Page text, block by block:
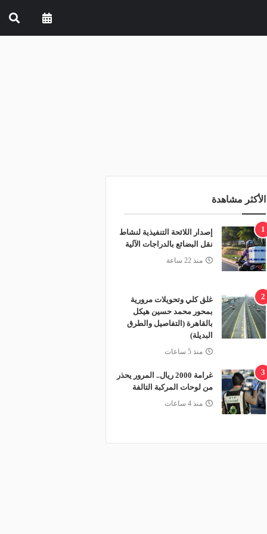
الأكثر مشاهدة
1
إصدار اللائحة التنفيذية لنشاط
نقل البضائع بالدراجات الآلية
منذ 22 ساعة
2
غلق كلي وتحويلات مرورية
بمحور محمد حسين هيكل
بالقاهرة (التفاصيل والطرق
البديلة)
منذ 5 ساعات
3
غرامة 2000 ريال.. المرور يحذر
من لوحات المركبة التالفة
منذ 4 ساعات